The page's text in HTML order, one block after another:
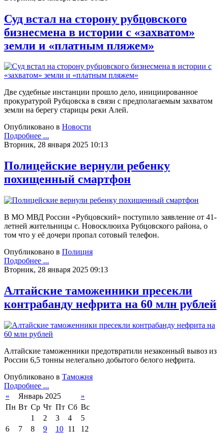
Суд встал на сторону рубцовского
бизнесмена в истории с «захватом»
земли и «платным пляжем»
Две судебные инстанции прошло дело, инициированное
прокуратурой Рубцовска в связи с предполагаемым захватом
земли на берегу старицы реки Алей.
Опубликовано в Новости
Подробнее ...
Вторник, 28 января 2025 10:13
Полицейские вернули ребенку
похищенный смартфон
В МО МВД России «Рубцовский» поступило заявление от 41-
летней жительницы с. Новосклюиха Рубцовского района, о
том что у её дочери пропал сотовый телефон.
Опубликовано в Полиция
Подробнее ...
Вторник, 28 января 2025 09:13
Алтайские таможенники пресекли
контрабанду нефрита на 60 млн рублей
Алтайские таможенники предотвратили незаконный вывоз из
России 6,5 тонны нелегально добытого белого нефрита.
Опубликовано в Таможня
Подробнее ...
«
Январь 2025
»
Пн Вт Ср Чт Пт Сб Вс
1
2 3 4
5
6
7 8 9 10 11
12